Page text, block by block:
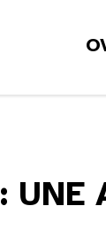
UNE